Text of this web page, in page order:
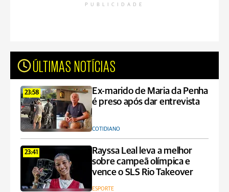
PUBLICIDADE
ÚLTIMAS NOTÍCIAS
23:58
Ex-marido de Maria da Penha
é preso após dar entrevista
COTIDIANO
23:41
Rayssa Leal leva a melhor
sobre campeã olímpica e
vence o SLS Rio Takeover
ESPORTE